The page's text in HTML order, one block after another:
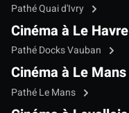
Pathé Quai d'Ivry
Cinéma à Le Havre
Pathé Docks Vauban
Cinéma à Le Mans
Pathé Le Mans